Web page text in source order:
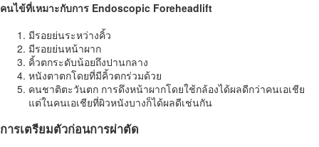
คนไข้ที่เหมาะกับการ Endoscopic Foreheadlift
มีรอยย่นระหว่างคิ้ว
มีรอยย่นหน้าผาก
คิ้วตกระดับน้อยถึงปานกลาง
หนังตาตกโดยที่มีคิ้วตกร่วมด้วย
คนชาติตะวันตก การดึงหน้าผากโดยใช้กล้องได้ผลดีกว่าคนเอเชีย
แต่ในคนเอเชียที่ผิวหนังบางก็ได้ผลดีเช่นกัน
การเตรียมตัวก่อนการผ่าตัด